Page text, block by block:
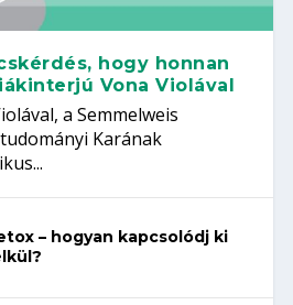
hogy honnan
Vona Violával
a Semmelweis
Karának
– hogyan kapcsolódj ki